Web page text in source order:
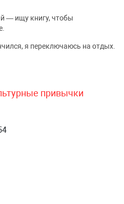
— ищу книгу, чтобы
я переключаюсь на отдых.
привычки